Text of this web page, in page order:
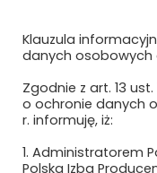
Polityka
Regulamin
Klauzula
danych osobowych
Zgodnie z art. 13
o ochronie danych
r. informuję, iż:
1. Administratorem
Polska Izba